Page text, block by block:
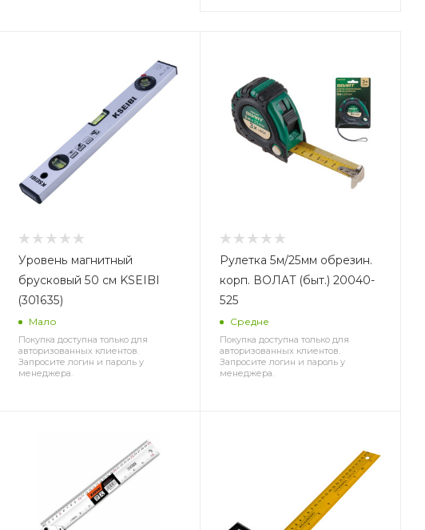
Уровень магнитный
брусковый 50 см KSEIBI
(301635)
Мало
Покупка доступна только для
авторизованных клиентов.
Запросите логин и пароль у
менеджера.
Рулетка 5м/25мм обрезин.
корп. ВОЛАТ (быт.) 20040-
525
Средне
Покупка доступна только для
авторизованных клиентов.
Запросите логин и пароль у
менеджера.